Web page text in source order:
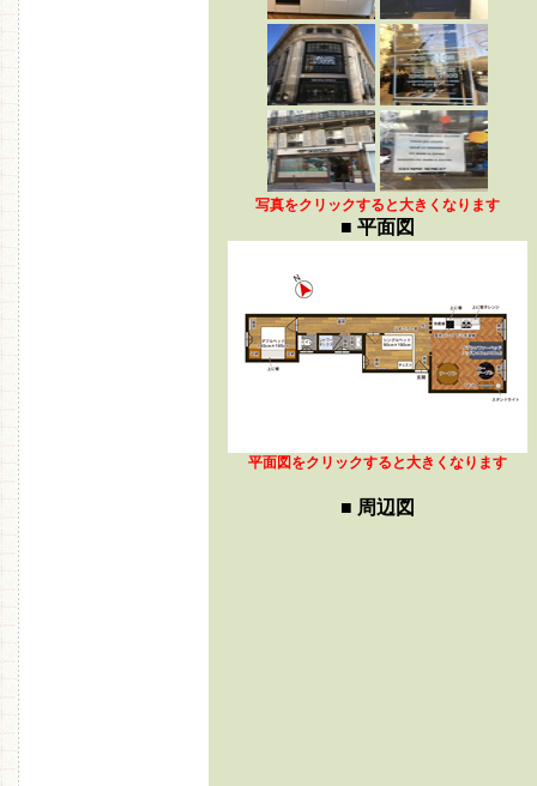
写真をクリックすると大きくなります
■ 平面図
平面図 をクリックすると大きくなります
■ 周辺図